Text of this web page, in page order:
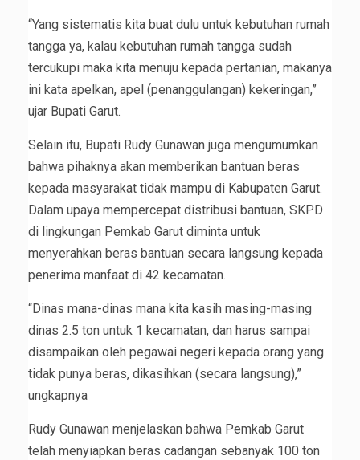
“Yang sistematis kita buat dulu untuk kebutuhan rumah
tangga ya, kalau kebutuhan rumah tangga sudah
tercukupi maka kita menuju kepada pertanian, makanya
ini kata apelkan, apel (penanggulangan) kekeringan,”
ujar Bupati Garut.
Selain itu, Bupati Rudy Gunawan juga mengumumkan
bahwa pihaknya akan memberikan bantuan beras
kepada masyarakat tidak mampu di Kabupaten Garut.
Dalam upaya mempercepat distribusi bantuan, SKPD
di lingkungan Pemkab Garut diminta untuk
menyerahkan beras bantuan secara langsung kepada
penerima manfaat di 42 kecamatan.
“Dinas mana-dinas mana kita kasih masing-masing
dinas 2.5 ton untuk 1 kecamatan, dan harus sampai
disampaikan oleh pegawai negeri kepada orang yang
tidak punya beras, dikasihkan (secara langsung),”
ungkapnya
Rudy Gunawan menjelaskan bahwa Pemkab Garut
telah menyiapkan beras cadangan sebanyak 100 ton